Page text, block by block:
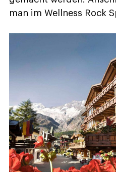
man im Wellness Rock